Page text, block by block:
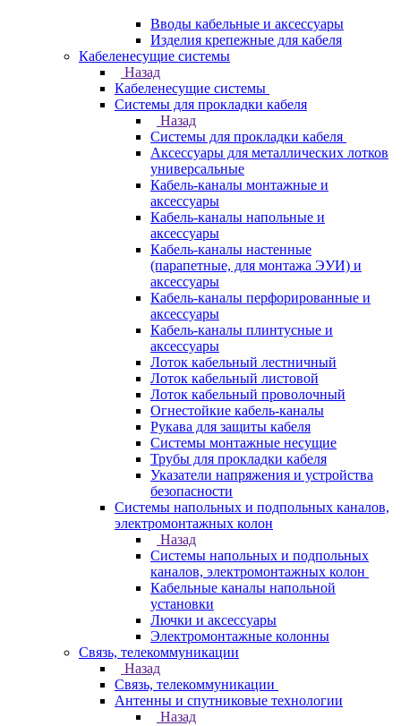
Вводы кабельные и аксессуары
Изделия крепежные для кабеля
Кабеленесущие системы
Назад
Кабеленесущие системы
Системы для прокладки кабеля
Назад
Системы для прокладки кабеля
Аксессуары для металлических лотков
универсальные
Кабель-каналы монтажные и
аксессуары
Кабель-каналы напольные и
аксессуары
Кабель-каналы настенные
(парапетные, для монтажа ЭУИ) и
аксессуары
Кабель-каналы перфорированные и
аксессуары
Кабель-каналы плинтусные и
аксессуары
Лоток кабельный лестничный
Лоток кабельный листовой
Лоток кабельный проволочный
Огнестойкие кабель-каналы
Рукава для защиты кабеля
Системы монтажные несущие
Трубы для прокладки кабеля
Указатели напряжения и устройства
безопасности
Системы напольных и подпольных каналов,
электромонтажных колон
Назад
Системы напольных и подпольных
каналов, электромонтажных колон
Кабельные каналы напольной
установки
Лючки и аксессуары
Электромонтажные колонны
Связь, телекоммуникации
Назад
Связь, телекоммуникации
Антенны и спутниковые технологии
Назад